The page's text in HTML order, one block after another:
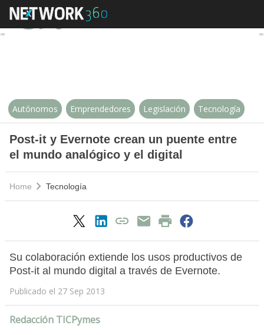
Post-it y Evernote crean un
Autónomos Emprendedores Legislación Tecnología
Post-it y Evernote crean un puente entre
el mundo analógico y el digital
Home Tecnología
Su colaboración extiende los usos productivos de
Post-it al mundo digital a través de Evernote.
Publicado el 27 Sep 2013
Redacción TICPymes